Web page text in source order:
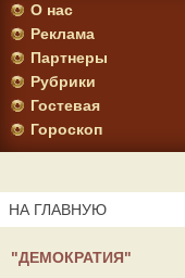
О нас
Реклама
Партнеры
Рубрики
Гостевая
Гороскоп
НА ГЛАВНУЮ
"ДЕМОКРАТИЯ"